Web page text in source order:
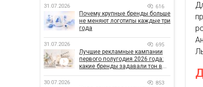
31.07.2026 616
Почему крупные бренды больше
не меняют логотипы каждые три
года
31.07.2026 695
Лучшие рекламные кампании
первого полугодия 2026 года:
какие бренды задавали тон в
30.07.2026 853